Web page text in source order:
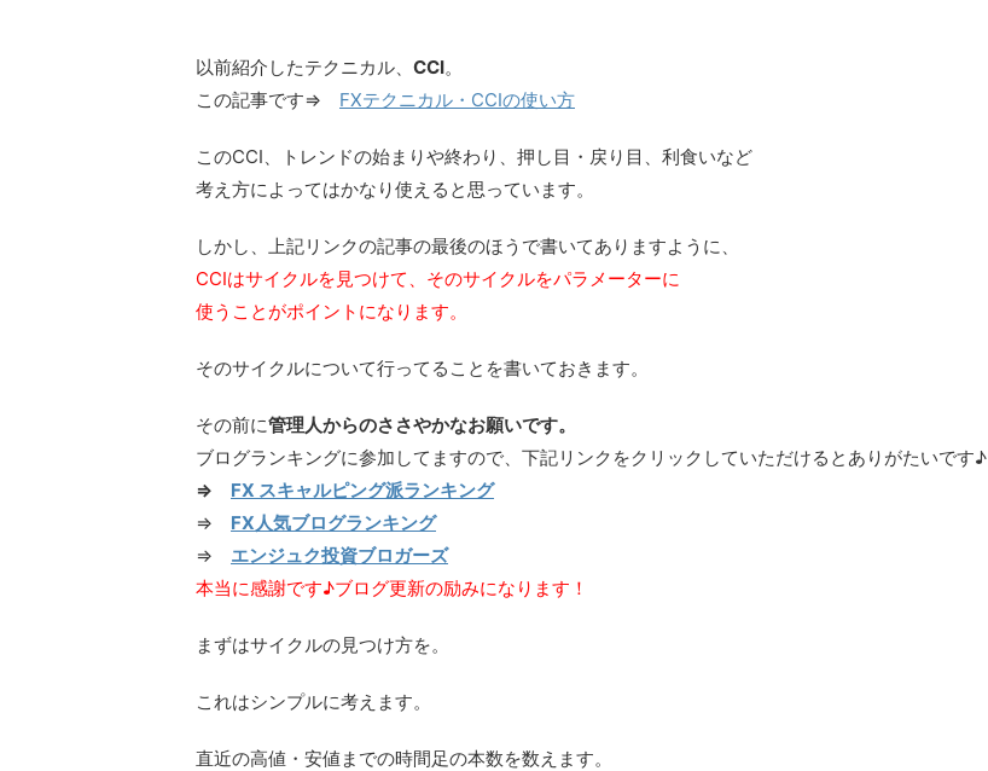
以前紹介したテクニカル、 CCI。
この記事です⇒ FXテクニカル・CCIの使い方
このCCI、トレンドの始まりや終わり、押し目・戻り目、利食いなど
考え方によってはかなり使えると思っています。
しかし、上記リンクの記事の最後のほうで書いてありますように、
CCIはサイクルを見つけて、そのサイクルをパラメーターに
使うことがポイントになります。
そのサイクルについて行ってることを書いておきます。
その前に管理人からのささやかなお願いです。
ブログランキングに参加してますので、下記リンクをクリックしていただけるとありがたいです♪
⇒ FX スキャルピング派ランキング
⇒ FX人気ブログランキング
⇒ エンジュク投資ブロガーズ
本当に感謝です♪ブログ更新の励みになります！
まずはサイクルの見つけ方を。
これはシンプルに考えます。
直近の高値・安値までの時間足の本数を数えます。